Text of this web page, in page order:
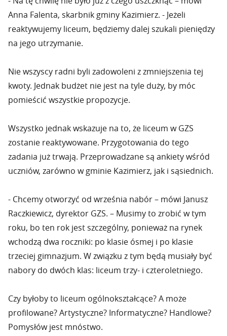
Anna Falenta, skarbnik gminy Kazimierz. - Jeżeli
reaktywujemy liceum, będziemy dalej szukali pieniędzy
na jego utrzymanie.
Nie wszyscy radni byli zadowoleni z zmniejszenia tej
kwoty. Jednak budżet nie jest na tyle duży, by móc
pomieścić wszystkie propozycje.
Wszystko jednak wskazuje na to, że liceum w GZS
zostanie reaktywowane. Przygotowania do tego
zadania już trwają. Przeprowadzane są ankiety wśród
uczniów, zarówno w gminie Kazimierz, jak i sąsiednich.
- Chcemy otworzyć od września nabór – mówi Janusz
Raczkiewicz, dyrektor GZS. – Musimy to zrobić w tym
roku, bo ten rok jest szczególny, ponieważ na rynek
wchodzą dwa roczniki: po klasie ósmej i po klasie
trzeciej gimnazjum. W związku z tym będą musiały być
nabory do dwóch klas: liceum trzy- i czteroletniego.
Czy byłoby to liceum ogólnokształcące? A może
profilowane? Artystyczne? Informatyczne? Handlowe?
Pomysłów jest mnóstwo.